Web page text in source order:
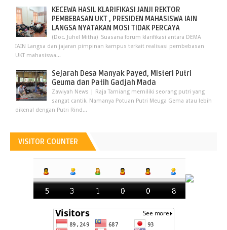
KECEWA HASIL KLARIFIKASI JANJI REKTOR
PEMBEBASAN UKT , PRESIDEN MAHASISWA IAIN
LANGSA NYATAKAN MOSI TIDAK PERCAYA
(Doc. Juhel Mitha) Suasana forum klarifikasi antara DEMA
IAIN Langsa dan jajaran pimpinan kampus terkait realisasi pembebasan
UKT mahasiswa...
Sejarah Desa Manyak Payed, Misteri Putri
Geuma dan Patih Gadjah Mada
Zawiyah News | Raja Tamiang memiliki seorang putri yang
sangat cantik. Namanya Potuan Putri Meuga Gema atau lebih
dikenal dengan Putri Rind...
VISITOR COUNTER